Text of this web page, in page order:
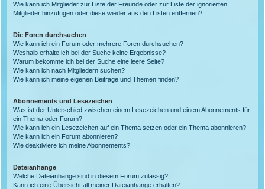
Wie kann ich Mitglieder zur Liste der Freunde oder zur Liste der ignorierten
Mitglieder hinzufügen oder diese wieder aus den Listen entfernen?
Die Foren durchsuchen
Wie kann ich ein Forum oder mehrere Foren durchsuchen?
Weshalb erhalte ich bei der Suche keine Ergebnisse?
Warum bekomme ich bei der Suche eine leere Seite?
Wie kann ich nach Mitgliedern suchen?
Wie kann ich meine eigenen Beiträge und Themen finden?
Abonnements und Lesezeichen
Was ist der Unterschied zwischen einem Lesezeichen und einem Abonnements für
ein Thema oder Forum?
Wie kann ich ein Lesezeichen auf ein Thema setzen oder ein Thema abonnieren?
Wie kann ich ein Forum abonnieren?
Wie deaktiviere ich meine Abonnements?
Dateianhänge
Welche Dateianhänge sind in diesem Forum zulässig?
Kann ich eine Übersicht all meiner Dateianhänge erhalten?